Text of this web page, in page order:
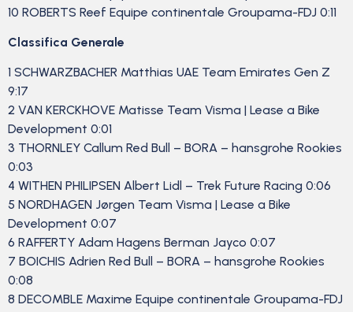
10 ROBERTS Reef Equipe continentale Groupama-FDJ 0:11
Classifica Generale
1 SCHWARZBACHER Matthias UAE Team Emirates Gen Z
9:17
2 VAN KERCKHOVE Matisse Team Visma | Lease a Bike
Development 0:01
3 THORNLEY Callum Red Bull – BORA – hansgrohe Rookies
0:03
4 WITHEN PHILIPSEN Albert Lidl – Trek Future Racing 0:06
5 NORDHAGEN Jørgen Team Visma | Lease a Bike
Development 0:07
6 RAFFERTY Adam Hagens Berman Jayco 0:07
7 BOICHIS Adrien Red Bull – BORA – hansgrohe Rookies
0:08
8 DECOMBLE Maxime Equipe continentale Groupama-FDJ